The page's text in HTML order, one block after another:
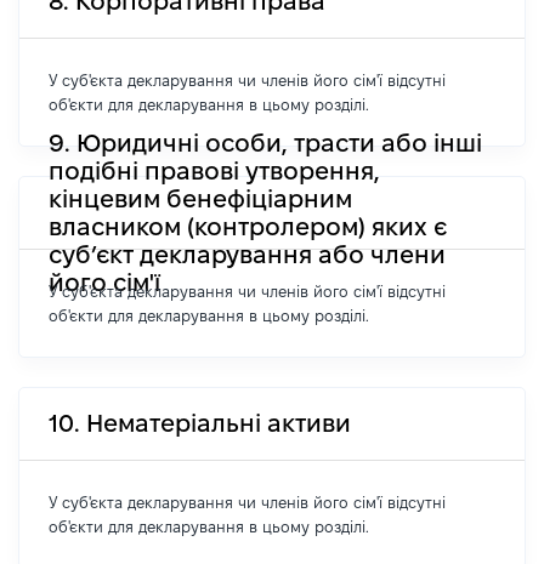
У суб'єкта декларування чи членів його сім'ї відсутні
об'єкти для декларування в цьому розділі.
9. Юридичні особи, трасти або інші
подібні правові утворення,
кінцевим бенефіціарним
власником (контролером) яких є
суб’єкт декларування або члени
його сім'ї
У суб'єкта декларування чи членів його сім'ї відсутні
об'єкти для декларування в цьому розділі.
10. Нематеріальні активи
У суб'єкта декларування чи членів його сім'ї відсутні
об'єкти для декларування в цьому розділі.